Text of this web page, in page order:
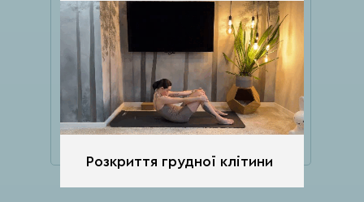
Розкриття грудної клітини